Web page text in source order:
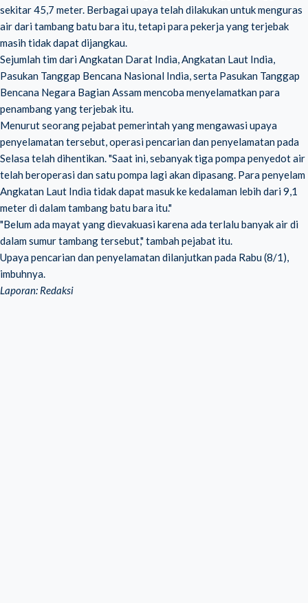
sekitar 45,7 meter. Berbagai upaya telah dilakukan untuk menguras
air dari tambang batu bara itu, tetapi para pekerja yang terjebak
masih tidak dapat dijangkau.
Sejumlah tim dari Angkatan Darat India, Angkatan Laut India,
Pasukan Tanggap Bencana Nasional India, serta Pasukan Tanggap
Bencana Negara Bagian Assam mencoba menyelamatkan para
penambang yang terjebak itu.
Menurut seorang pejabat pemerintah yang mengawasi upaya
penyelamatan tersebut, operasi pencarian dan penyelamatan pada
Selasa telah dihentikan. "Saat ini, sebanyak tiga pompa penyedot air
telah beroperasi dan satu pompa lagi akan dipasang. Para penyelam
Angkatan Laut India tidak dapat masuk ke kedalaman lebih dari 9,1
meter di dalam tambang batu bara itu."
"Belum ada mayat yang dievakuasi karena ada terlalu banyak air di
dalam sumur tambang tersebut," tambah pejabat itu.
Upaya pencarian dan penyelamatan dilanjutkan pada Rabu (8/1),
imbuhnya.
Laporan: Redaksi